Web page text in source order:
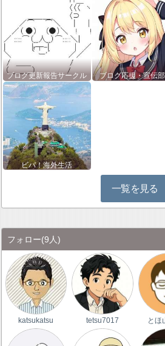
ブログ更新報告サークル ブログ応援・宣伝
ビバ！海外生活
一覧を見る
フォロー(9人)
katsukatsu tetsu7017 とほ